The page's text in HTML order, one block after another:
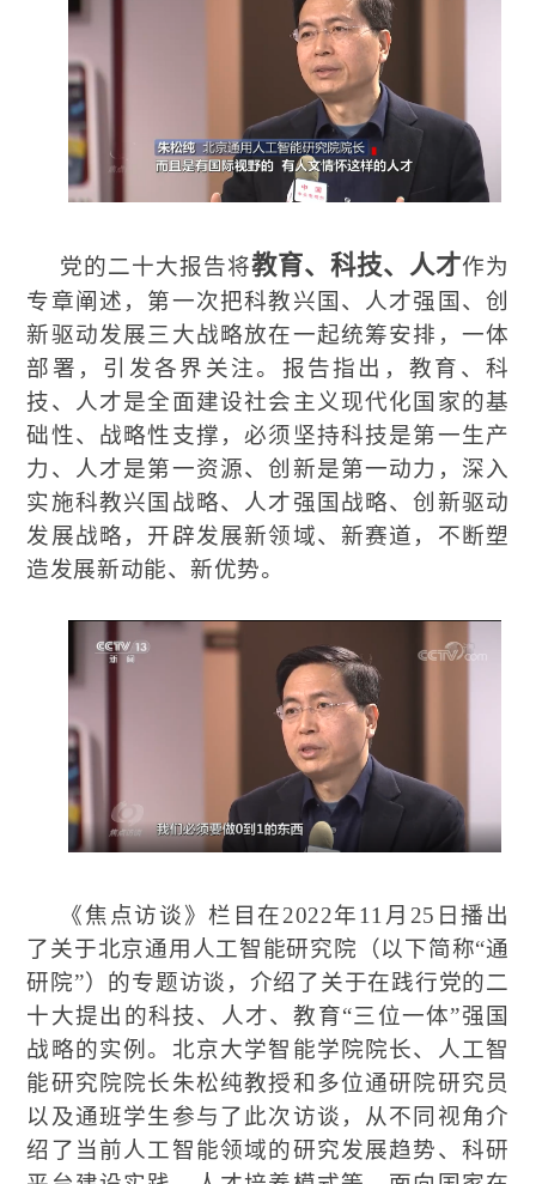
党的二十大报告将教育、科技、人才作为
专章阐述，第一次把科教兴国、人才强国、创
新驱动发展三大战略放在一起统筹安排，一体
部署，引发各界关注。报告指出，教育、科
技、人才是全面建设社会主义现代化国家的基
础性、战略性支撑，必须坚持科技是第一生产
力、人才是第一资源、创新是第一动力，深入
实施科教兴国战略、人才强国战略、创新驱动
发展战略，开辟发展新领域、新赛道，不断塑
造发展新动能、新优势。
《焦点访谈》栏目在2022年11 月 25 日播出
了关于北京通用人工智能研究院（以下简称“通
研院”）的专题访谈，介绍了关于在践行党的二
十大提出的科技、人才、教育“三位一体”强国
战略的实例。北京大学智能学院院长、人工智
能研究院院长朱松纯教授和多位通研院研究员
以及通班学生参与了此次访谈，从不同视角介
绍了当前人工智能领域的研究发展趋势、科研